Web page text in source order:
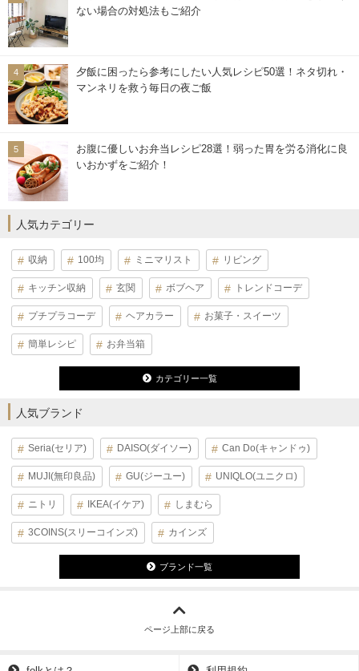
ない場合の対処法もご紹介
夕飯に困ったら参考にしたい人気レシピ50選！ネタ切れ・
マンネリを救う毎日の夜ご飯
お腹に優しいお弁当レシピ28選！弱った胃を労る消化に良
いおかずをご紹介！
人気カテゴリー
収納 100均 ミニマリスト リビング
キッチン収納 玄関 ボブヘア トレンドコーデ
プチプラコーデ ヘアカラー お菓子・スイーツ
簡単レシピ お弁当箱
カテゴリー一覧
人気ブランド
Seria(セリア) DAISO(ダイソー) Can Do(キャンドゥ)
MUJI(無印良品) GU(ジーユー) UNIQLO(ユニクロ)
ニトリ IKEA(イケア) しまむら
3COINS(スリーコインズ) カインズ
ブランド一覧
ページ上部に戻る